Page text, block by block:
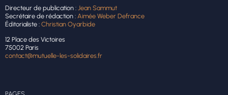
Directeur de publication : Jean Sammut
Secrétaire de rédaction : Aimée Weber Defrance
Éditorialiste : Christian Oyarbide
12 Place des Victoires
75002 Paris
contact@mutuelle-les-solidaires.fr